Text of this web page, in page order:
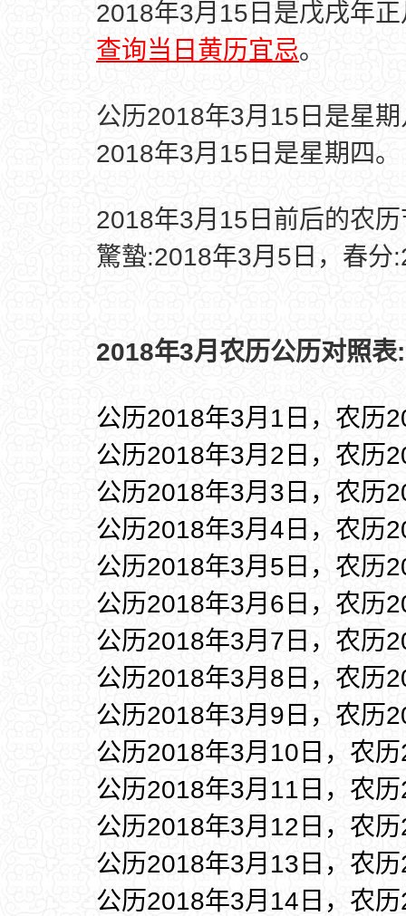
2018年3月15日是戊戌年
查询当日黄历宜忌。
公历2018年3月15日是星
2018年3月15日是星期四。
2018年3月15日前后的农
驚蟄:2018年3月5日，春分
2018年3月农历公历对照表:
公历2018年3月1日，农历
公历2018年3月2日，农历
公历2018年3月3日，农历
公历2018年3月4日，农历
公历2018年3月5日，农历
公历2018年3月6日，农历
公历2018年3月7日，农历
公历2018年3月8日，农历
公历2018年3月9日，农历
公历2018年3月10日，农
公历2018年3月11日，农
公历2018年3月12日，农
公历2018年3月13日，农
公历2018年3月14日，农